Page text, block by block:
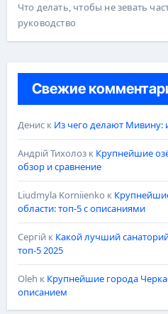
Что делать, чтобы не зевать
руководство
Свежие
Дениск Из чего делают Мивину:
Андрій Тихолозк Крупнейшие
обзор и сравнение
Liudmyla Korniienko к
области: топ-5 с описаниями
Сергійк Какой лучший
топ-5 2025
Oleh к Крупнейшие города
описанием